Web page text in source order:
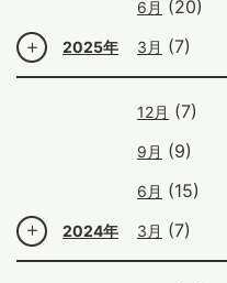
2025年
6月 (20)
3月 (7)
2024年
12月 (7)
9月 (9)
6月 (15)
3月 (7)